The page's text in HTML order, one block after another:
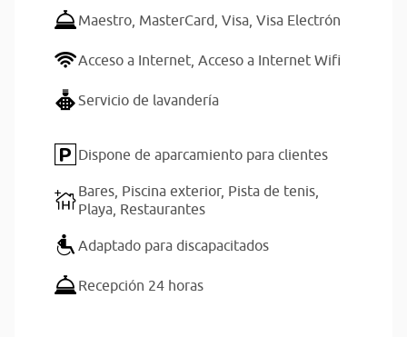
Maestro, MasterCard, Visa, Visa Electrón
Acceso a Internet, Acceso a Internet Wifi
Servicio de lavandería
Dispone de aparcamiento para clientes
Bares, Piscina exterior, Pista de tenis,
Playa, Restaurantes
Adaptado para discapacitados
Recepción 24 horas